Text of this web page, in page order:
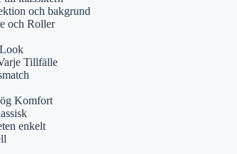
och bakgrund
och Roller
Tillfälle
Komfort
enkelt